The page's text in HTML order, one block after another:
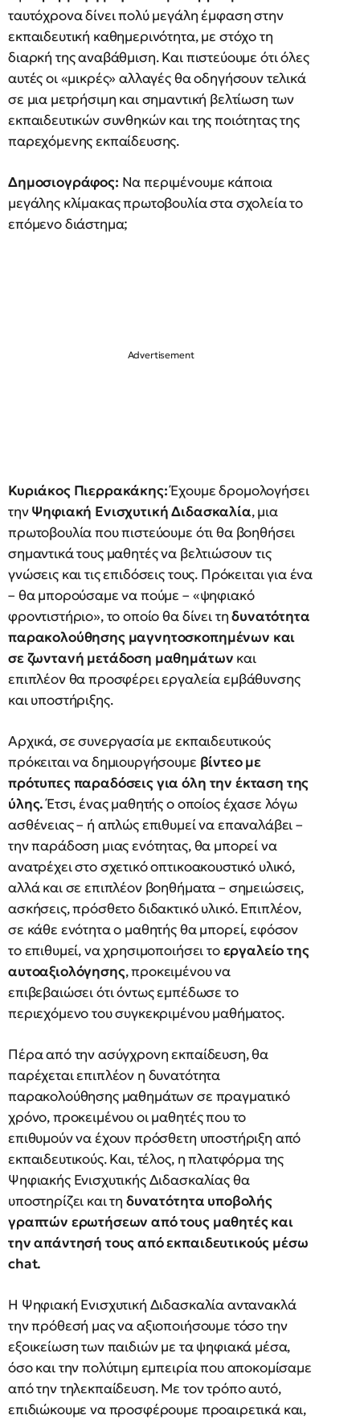
ταυτόχρονα δίνει πολύ μεγάλη έμφαση στην
εκπαιδευτική καθημερινότητα, με στόχο τη
διαρκή της αναβάθμιση. Και πιστεύουμε ότι όλες
αυτές οι «μικρές» αλλαγές θα οδηγήσουν τελικά
σε μια μετρήσιμη και σημαντική βελτίωση των
εκπαιδευτικών συνθηκών και της ποιότητας της
παρεχόμενης εκπαίδευσης.
Δημοσιογράφος: Να περιμένουμε κάποια
μεγάλης κλίμακας πρωτοβουλία στα σχολεία το
επόμενο διάστημα;
Κυριάκος Πιερρακάκης:Έχουμε δρομολογήσει
τηνΨηφιακή Ενισχυτική Διδασκαλία, μια
πρωτοβουλία που πιστεύουμε ότι θα βοηθήσει
σημαντικά τους μαθητές να βελτιώσουν τις
γνώσεις και τις επιδόσεις τους. Πρόκειται για ένα
– θα μπορούσαμε να πούμε – «ψηφιακό
φροντιστήριο», το οποίο θα δίνει τηδυνατότητα
παρακολούθησης μαγνητοσκοπημένων και
σε ζωντανή μετάδοση μαθημάτων και
επιπλέον θα προσφέρει εργαλεία εμβάθυνσης
και υποστήριξης.
Αρχικά, σε συνεργασία με εκπαιδευτικούς
πρόκειται να δημιουργήσουμε βίντεο με
πρότυπες παραδόσεις για όλη την έκταση της
ύλης.Έτσι, ένας μαθητής ο οποίος έχασε λόγω
ασθένειας – ή απλώς επιθυμεί να επαναλάβει –
την παράδοση μιας ενότητας, θα μπορεί να
ανατρέχει στο σχετικό οπτικοακουστικό υλικό,
αλλά και σε επιπλέον βοηθήματα – σημειώσεις,
ασκήσεις, πρόσθετο διδακτικό υλικό. Επιπλέον,
σε κάθε ενότητα ο μαθητής θα μπορεί, εφόσον
το επιθυμεί, να χρησιμοποιήσει τοεργαλείο της
αυτοαξιολόγησης, προκειμένου να
επιβεβαιώσει ότι όντως εμπέδωσε το
περιεχόμενο του συγκεκριμένου μαθήματος.
Πέρα από την ασύγχρονη εκπαίδευση, θα
παρέχεται επιπλέον η δυνατότητα
παρακολούθησης μαθημάτων σε πραγματικό
χρόνο, προκειμένου οι μαθητές που το
επιθυμούν να έχουν πρόσθετη υποστήριξη από
εκπαιδευτικούς. Και, τέλος, η πλατφόρμα της
Ψηφιακής Ενισχυτικής Διδασκαλίας θα
υποστηρίζει και τη δυνατότητα υποβολής
γραπτών ερωτήσεων από τους μαθητές και
την απάντησή τους από εκπαιδευτικούς μέσω
chat.
Η Ψηφιακή Ενισχυτική Διδασκαλία αντανακλά
την πρόθεσή μας να αξιοποιήσουμε τόσο την
εξοικείωση των παιδιών με τα ψηφιακά μέσα,
όσο και την πολύτιμη εμπειρία που αποκομίσαμε
από την τηλεκπαίδευση. Με τον τρόπο αυτό,
επιδιώκουμε να προσφέρουμε προαιρετικά και,